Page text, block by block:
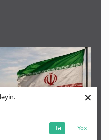
Yox
Hə
×